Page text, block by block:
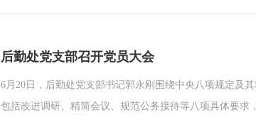
后勤处党支部召开党员大会
6月20日，后勤处党支部书记郭永刚围绕中央八项规定及
包括改进调研、精简会议、规范公务接待等八项具体要求